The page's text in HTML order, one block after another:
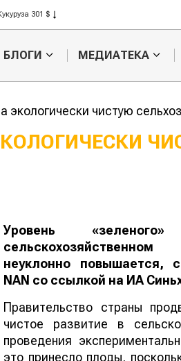
301 $
408 $
БЛОГИ МЕДИАТЕКА
экологически чистую
Уровень
неуклонно повышается,
NAN со ссылкой на ИА
Правительство страны
чистое развитие в
проведения
это принесло плоды,